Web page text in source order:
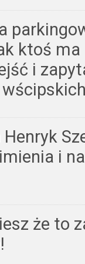
ktoś
i
Henryk
i
że to